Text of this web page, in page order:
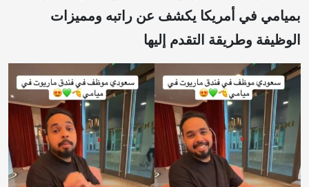
بميامي في أمريكا يكشف عن راتبه ومميزات
الوظيفة وطريقة التقدم إليها